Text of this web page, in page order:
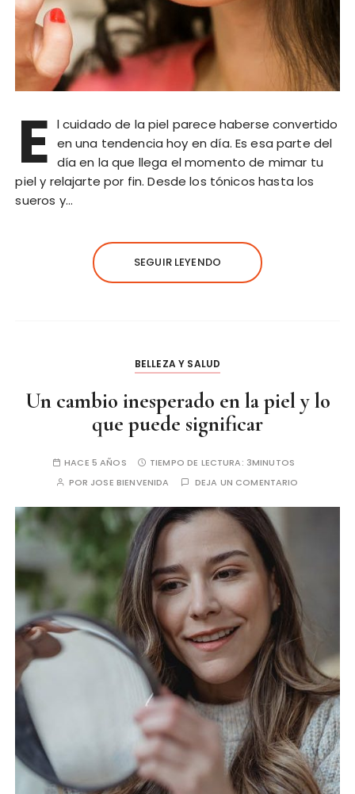
E l cuidado de la piel parece haberse convertido
en una tendencia hoy en día. Es esa parte del
día en la que llega el momento de mimar tu
piel y relajarte por fin. Desde los tónicos hasta los
sueros y…
SEGUIR LEYENDO
BELLEZA Y SALUD
Un cambio inesperado en la piel y lo
que puede significar
HACE 5 AÑOS TIEMPO DE LECTURA: 3MINUTOS
POR JOSE BIENVENIDA DEJA UN COMENTARIO